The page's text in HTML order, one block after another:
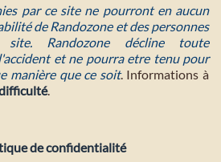
par ce site ne pourront en aucun
de Randozone et des personnes
Randozone décline toute
et ne pourra etre tenu pour
manière que ce soit. Informations à
.
de confidentialité